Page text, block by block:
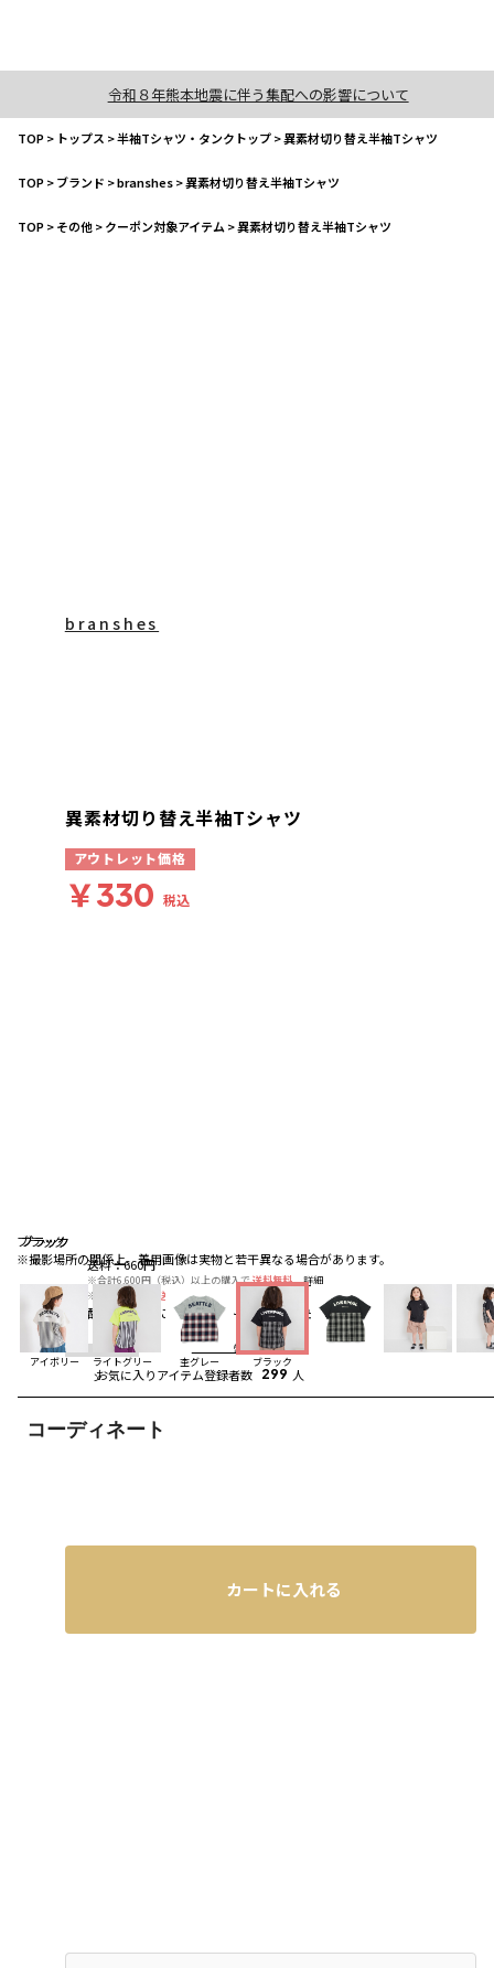
令和８年熊本地震に伴う集配への影響について
TOP> トップス >半袖Tシャツ・タンクトップ>異素材切り替え半袖Tシャツ
TOP>ブランド >branshes>異素材切り替え半袖Tシャツ
TOP>その他>クーポン対象アイテム >異素材切り替え半袖Tシャツ
ブラック
※撮影場所の関係上、着用画像は実物と若干異なる場合があります。
ブラック
ブラック
アイボリー
ライトグリー
ン
杢グレー ブラック
コーディネート
送料：660円
※合計6,600円（税込）以上の購入で送料無料
詳細
※店頭受取なら
送料無料 詳細
配送：通常、ご注文より1～5営業日にて出荷 詳細
（3） レビューを見る
お気に入りアイテム登録者数 299 人
branshes
異素材切り替え半袖Tシャツ
アウトレット価格
￥330 税込
カートに入れる